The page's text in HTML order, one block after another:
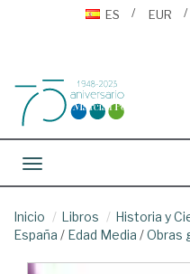
ES
EUR
Toggle navigation
Inicio Libros Historia y
España / Edad Media /Obras